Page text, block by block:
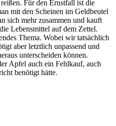
Für den Ernstfall ist die
mit den Scheinen im Geldbeutel
sich mehr zusammen und kauft
Lebensmittel auf dem Zettel.
Thema. Wobei wir tatsächlich
aber letztlich unpassend und
unterscheiden können.
Apfel auch ein Fehlkauf, auch
benötigt hätte.